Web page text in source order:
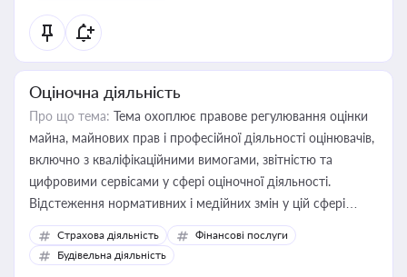
Оціночна діяльність
Про що тема: Тема охоплює правове регулювання оцінки
майна, майнових прав і професійної діяльності оцінювачів,
включно з кваліфікаційними вимогами, звітністю та
цифровими сервісами у сфері оціночної діяльності.
Відстеження нормативних і медійних змін у цій сфері
корисне для власника бізнесу, керівника, юриста або
бухгалтера під час оподаткування, приватизації, оренди
державного майна, корпоративних угод і перевірки
Страхова діяльність
Фінансові послуги
Будівельна діяльність